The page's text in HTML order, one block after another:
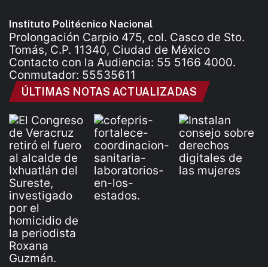
Instituto Politécnico Nacional
Prolongación Carpio 475, col. Casco de Sto.
Tomás, C.P. 11340, Ciudad de México
Contacto con la Audiencia: 55 5166 4000.
Conmutador: 55535611
ÚLTIMAS NOTAS ACTUALIZADAS